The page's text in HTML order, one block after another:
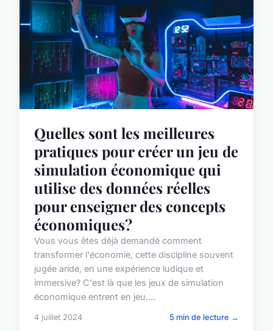
Quelles sont les meilleures
pratiques pour créer un jeu de
simulation économique qui
utilise des données réelles
pour enseigner des concepts
économiques?
Vous vous êtes déjà demandé comment
transformer l'économie, cette discipline souvent
jugée aride, en une expérience ludique et
immersive? C'est là que les jeux de simulation
économique entrent en jeu....
4 juillet 2024 5 min de lecture →